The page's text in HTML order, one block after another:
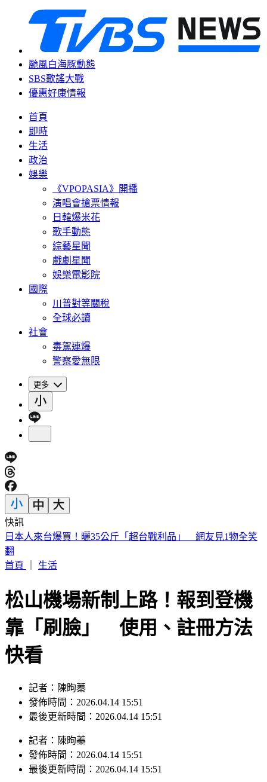
颱風白海豚動態
SBS歌謠大戰
優惠好康情報
首頁
即時
生活
政治
娛樂
《VPOPASIA》開播
演唱會搶票情報
日韓爆米花
歌手動態
綜藝星聞
戲劇星聞
娛樂電影院
國際
川普對等關稅
全球必讀
社會
毒駕連爆
警察愛無限
更多
快訊
印度女與兄大吵後暴走！ 竟朝9月大姪子嘴裡「猛灌強力
膠」
首頁
生活
松山機場新制上路！報到登機
靠「刷臉」 使用、註冊方法
快看
記者：陳昫蓁
發佈時間：2026.04.14 15:51
最後更新時間：2026.04.14 15:51
記者 ： 陳昫蓁
發佈時間： 2026.04.14 15:51
最後更新時間： 2026.04.14 15:51